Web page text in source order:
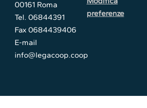
00161 Roma
Tel. 06844391
Fax 0684439406
E-mail
info@legacoop.coop
preferenze